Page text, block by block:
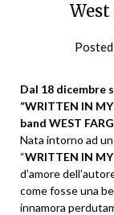
Dal 18 dicembre
“WRITTEN IN
band WEST
Nata intorno ad
“WRITTEN IN
d’amore
come fosse una
innamora